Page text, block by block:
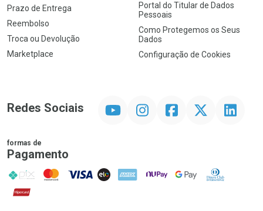
Prazo de Entrega
Reembolso
Troca ou Devolução
Marketplace
Portal do Titular de Dados
Pessoais
Como Protegemos os Seus
Dados
Configuração de Cookies
Redes Sociais InstagramFacebookTwitter Linkedin
formas de
Pagamento
PIX MasterCard
VISA ELO AMEX NuPay Google PayDiners Club
Hipercard